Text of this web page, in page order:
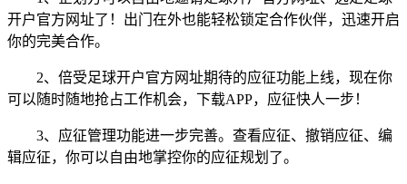
开户官方网址了！出门在外也能轻松锁定合作伙伴，迅速开启
你的完美合作。
2、倍受足球开户官方网址期待的应征功能上线，现在你
可以随时随地抢占工作机会，下载APP，应征快人一步！
3、应征管理功能进一步完善。查看应征、撤销应征、编
辑应征，你可以自由地掌控你的应征规划了。